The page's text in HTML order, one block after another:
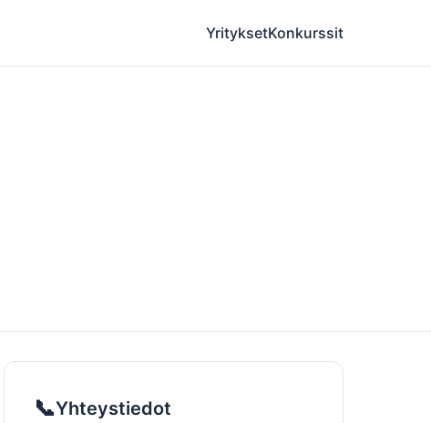
YrityksetKonkurssit
📞Yhteystiedot